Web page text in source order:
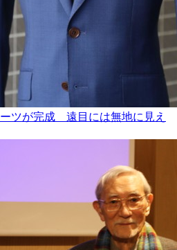
ツが完成 遠目には無地に見え